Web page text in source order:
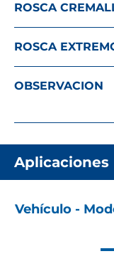
ROSCA
ROSCA
OBSERVACION
Aplicaciones
Vehículo -